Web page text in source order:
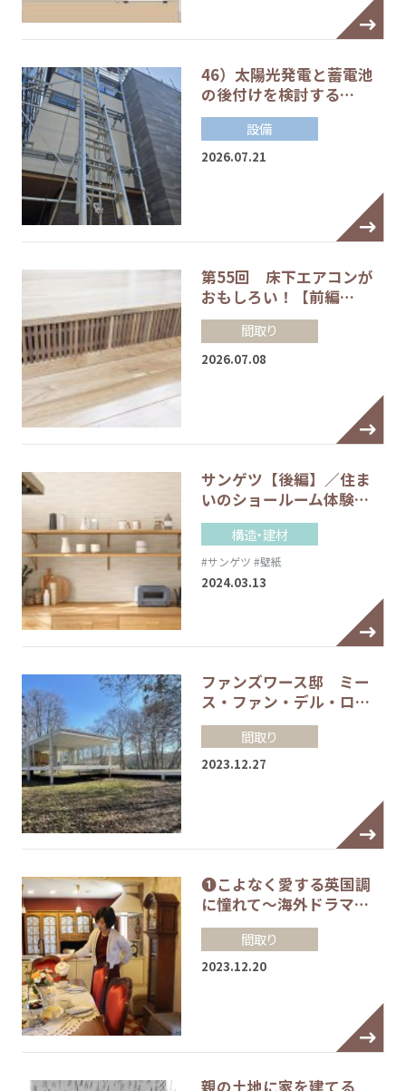
46）太陽光発電と蓄電池
の後付けを検討する…
設備
2026.07.21
第55回 床下エアコンが
おもしろい！【前編…
間取り
2026.07.08
サンゲツ【後編】／住ま
いのショールーム体験…
構造・建材
#サンゲツ #壁紙
2024.03.13
ファンズワース邸 ミー
ス・ファン・デル・ロ…
間取り
2023.12.27
❶こよなく愛する英国調
に憧れて～海外ドラマ…
間取り
2023.12.20